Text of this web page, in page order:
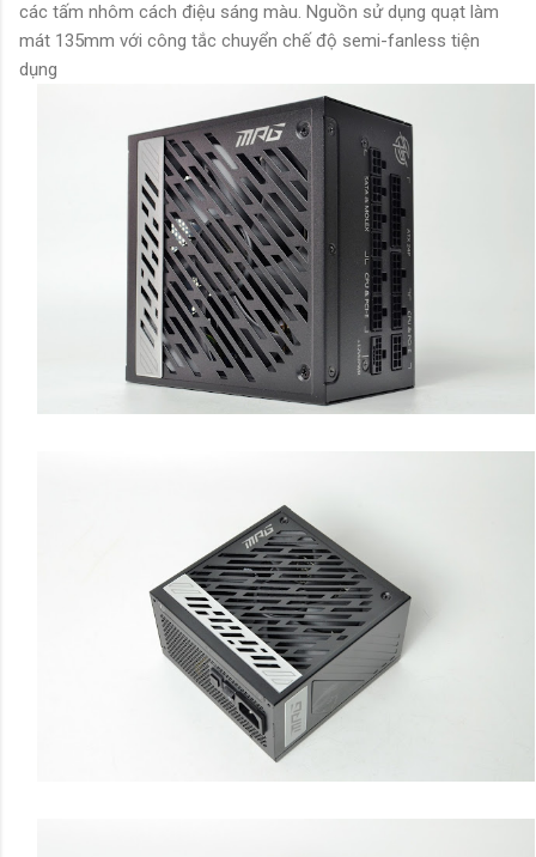
các tấm nhôm cách điệu sáng màu. Nguồn sử dụng quạt làm
mát 135mm với công tắc chuyển chế độ semi-fanless tiện
dụng